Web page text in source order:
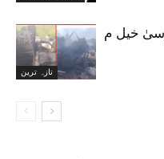
تازہ ترین